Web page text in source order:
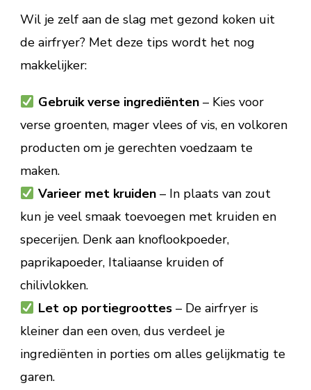
Wil je zelf aan de slag met gezond koken uit
de airfryer? Met deze tips wordt het nog
makkelijker:
Gebruik verse ingrediënten– Kies voor
verse groenten, mager vlees of vis, en volkoren
producten om je gerechten voedzaam te
maken.
Varieer met kruiden– In plaats van zout
kun je veel smaak toevoegen met kruiden en
specerijen. Denk aan knoflookpoeder,
paprikapoeder, Italiaanse kruiden of
chilivlokken.
Let op portiegroottes– De airfryer is
kleiner dan een oven, dus verdeel je
ingrediënten in porties om alles gelijkmatig te
garen.